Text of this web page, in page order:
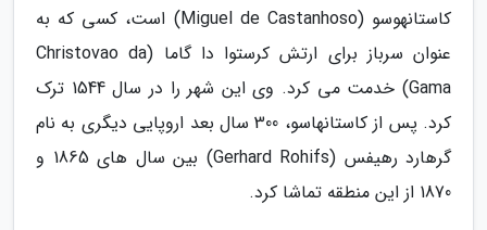
کاستانهوسو (Miguel de Castanhoso) است، کسی که به
عنوان سرباز برای ارتش کرستوا دا گاما (Christovao da
Gama) خدمت می کرد. وی این شهر را در سال 1544 ترک
کرد. پس از کاستانهاسو، 300 سال بعد اروپایی دیگری به نام
گرهارد رهیفس (Gerhard Rohifs) بین سال های 1865 و
1870 از این منطقه تماشا کرد.